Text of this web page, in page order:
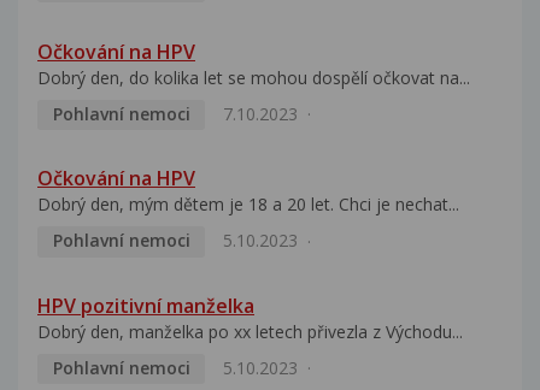
Očkování na HPV
Dobrý den, do kolika let se mohou dospělí očkovat na...
Pohlavní nemoci
7.10.2023
Očkování na HPV
Dobrý den, mým dětem je 18 a 20 let. Chci je nechat...
Pohlavní nemoci
5.10.2023
HPV pozitivní manželka
Dobrý den, manželka po xx letech přivezla z Východu...
Pohlavní nemoci
5.10.2023